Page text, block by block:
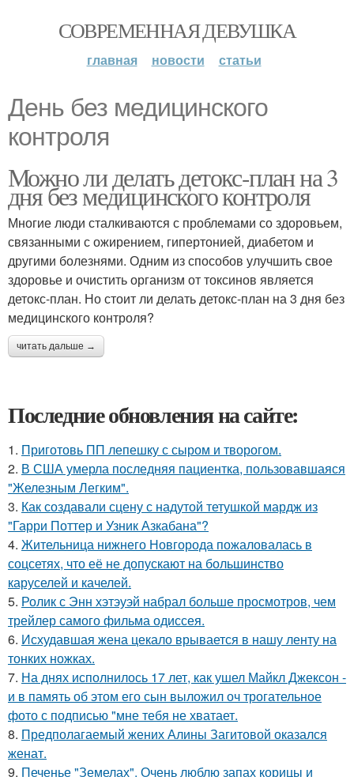
СОВРЕМЕННАЯ ДЕВУШКА
главная новости статьи
День без медицинского
контроля
Можно ли делать детокс-план на 3
дня без медицинского контроля
Многие люди сталкиваются с проблемами со здоровьем,
связанными с ожирением, гипертонией, диабетом и
другими болезнями. Одним из способов улучшить свое
здоровье и очистить организм от токсинов является
детокс-план. Но стоит ли делать детокс-план на 3 дня без
медицинского контроля?
читать дальше →
Последние обновления на сайте:
1. Приготовь ПП лепешку с сыром и творогом.
2. В США умерла последняя пациентка, пользовавшаяся
"Железным Легким".
3. Как создавали сцену с надутой тетушкой мардж из
"Гарри Поттер и Узник Азкабана"?
4. Жительница нижнего Новгорода пожаловалась в
соцсетях, что её не допускают на большинство
каруселей и качелей.
5. Ролик с Энн хэтэуэй набрал больше просмотров, чем
трейлер самого фильма одиссея.
6. Исхудавшая жена цекало врывается в нашу ленту на
тонких ножках.
7. На днях исполнилось 17 лет, как ушел Майкл Джексон -
и в память об этом его сын выложил оч трогательное
фото с подписью "мне тебя не хватает.
8. Предполагаемый жених Алины Загитовой оказался
женат.
9. Печенье "Земелах". Очень люблю запах корицы и